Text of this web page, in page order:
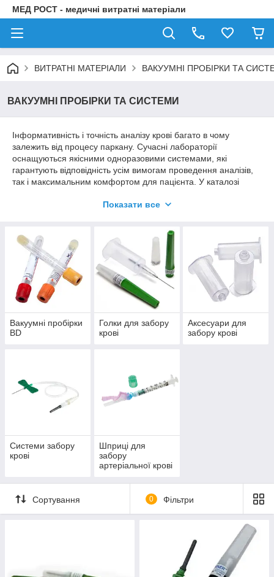
МЕД РОСТ - медичні витратні матеріали
ВИТРАТНІ МАТЕРІАЛИ ВАКУУМНІ ПРОБІРКИ ТА
ВАКУУМНІ ПРОБІРКИ ТА СИСТЕМИ
Інформативність і точність аналізу крові багато в чому
залежить від процесу паркану. Сучасні лабораторії
оснащуються якісними одноразовими системами, які
гарантують відповідність усім вимогам проведення аналізів,
так і максимальним комфортом для пацієнта. У каталозі
Сучасні системи забору крові Becton Dickinson дозволяють
Показати все
Вакуумні пробірки
BD
Голки для забору
крові
Аксесуари для
забору крові
Системи забору
крові
Шприці для
забору
артеріальної крові
Сортування 0 Фільтри